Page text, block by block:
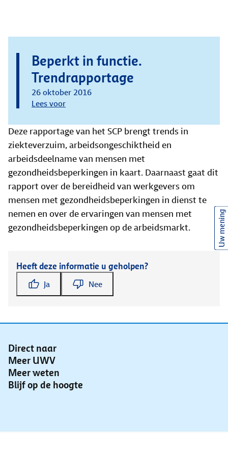
Beperkt in functie.
Trendrapportage
26 oktober 2016
Lees voor
Deze rapportage van het SCP brengt trends in
ziekteverzuim, arbeidsongeschiktheid en
arbeidsdeelname van mensen met
gezondheidsbeperkingen in kaart. Daarnaast gaat dit
rapport over de bereidheid van werkgevers om
mensen met gezondheidsbeperkingen in dienst te
nemen en over de ervaringen van mensen met
gezondheidsbeperkingen op de arbeidsmarkt.
Heeft deze informatie u geholpen?
Ja Nee
Direct naar
Meer UWV
Meer weten
Blijf op de hoogte
Uw mening